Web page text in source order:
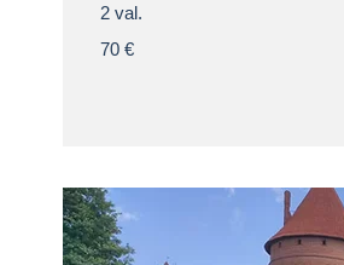
2 val.
eurų
70 €